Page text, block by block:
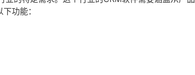
功能：